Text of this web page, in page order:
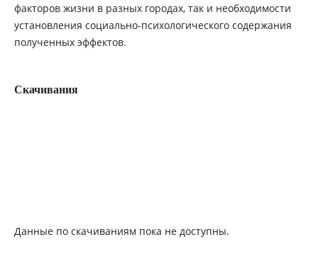
факторов жизни в разных городах, так и необходимости
установления социально-психологического содержания
полученных эффектов.
Скачивания
Данные по скачиваниям пока не доступны.